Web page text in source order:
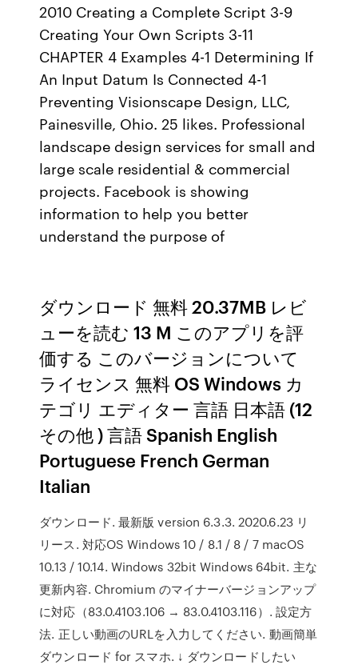
2010 Creating a Complete Script 3-9
Creating Your Own Scripts 3-11
CHAPTER 4 Examples 4-1 Determining If
An Input Datum Is Connected 4-1
Preventing Visionscape Design, LLC,
Painesville, Ohio. 25 likes. Professional
landscape design services for small and
large scale residential & commercial
projects. Facebook is showing
information to help you better
understand the purpose of
ダウンロード 無料 20.37MB レビ
ューを読む 13 M このアプリを評
価する このバージョンについて
ライセンス 無料 OS Windows カ
テゴリ エディター 言語 日本語 (12
その他 ) 言語 Spanish English
Portuguese French German
Italian
ダウンロード. 最新版 version 6.3.3. 2020.6.23 リ
リース. 対応OS Windows 10 / 8.1 / 8 / 7 macOS
10.13 / 10.14. Windows 32bit Windows 64bit. 主な
更新内容. Chromium のマイナーバージョンアップ
に対応（83.0.4103.106 → 83.0.4103.116）. 設定方
法. 正しい動画のURLを入力してください. 動画簡単
ダウンロード for スマホ. ↓ ダウンロードしたい